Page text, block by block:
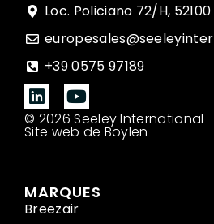
Loc. Policiano 72/H,
+39 0575 97189
© 2026 Seeley International
Site web de Boylen
MARQUES
Breezair